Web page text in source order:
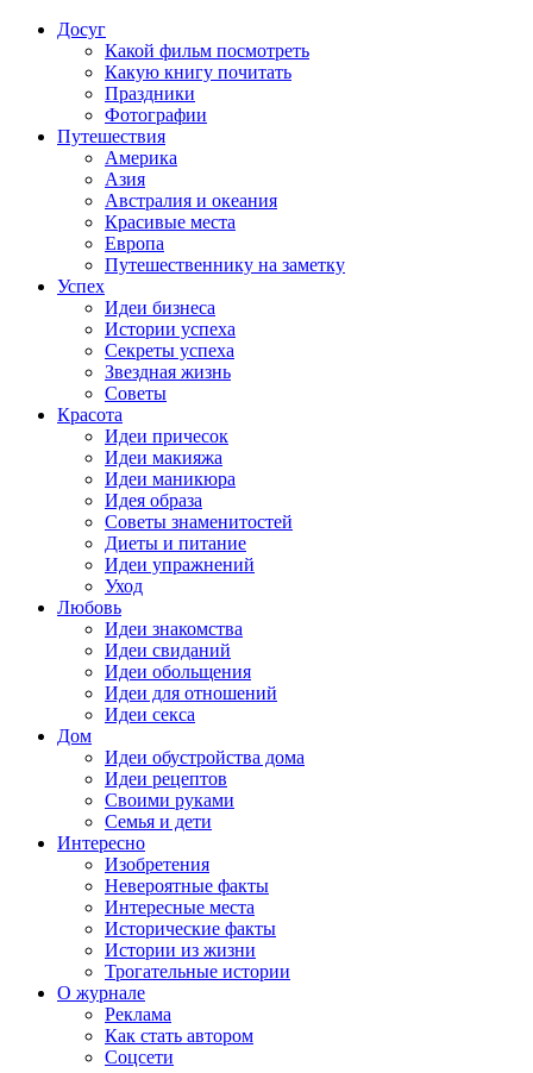
Досуг
Какой фильм посмотреть
Какую книгу почитать
Праздники
Фотографии
Путешествия
Америка
Азия
Австралия и океания
Красивые места
Европа
Путешественнику на заметку
Успех
Идеи бизнеса
Истории успеха
Секреты успеха
Звездная жизнь
Советы
Красота
Идеи причесок
Идеи макияжа
Идеи маникюра
Идея образа
Советы знаменитостей
Диеты и питание
Идеи упражнений
Уход
Любовь
Идеи знакомства
Идеи свиданий
Идеи обольщения
Идеи для отношений
Идеи секса
Дом
Идеи обустройства дома
Идеи рецептов
Своими руками
Семья и дети
Интересно
Изобретения
Невероятные факты
Интересные места
Исторические факты
Истории из жизни
Трогательные истории
О журнале
Реклама
Как стать автором
Соцсети